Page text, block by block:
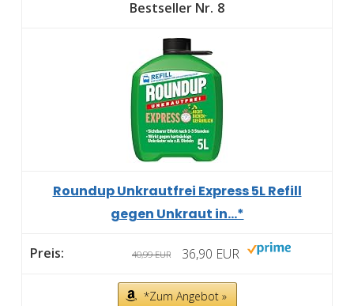
8
Roundup Unkrautfrei Express 5L Refill
gegen Unkraut in...*
40,99 EUR 36,90 EUR
*Zum Angebot »